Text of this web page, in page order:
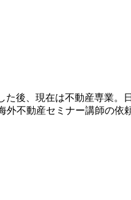
後、現在は不動産専業。
不動産セミナー講師の依